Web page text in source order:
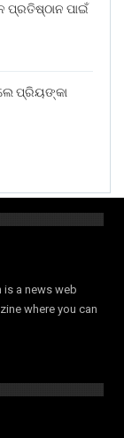
ପ୍ରତିଷ୍ଠାନ ପାଇଁ
ପ୍ରିୟଙ୍କା
a news web
where you can